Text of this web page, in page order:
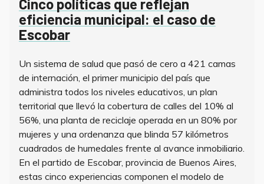
Cinco políticas que reflejan
eficiencia municipal: el caso de
Escobar
Un sistema de salud que pasó de cero a 421 camas
de internación, el primer municipio del país que
administra todos los niveles educativos, un plan
territorial que llevó la cobertura de calles del 10% al
56%, una planta de reciclaje operada en un 80% por
mujeres y una ordenanza que blinda 57 kilómetros
cuadrados de humedales frente al avance inmobiliario.
En el partido de Escobar, provincia de Buenos Aires,
estas cinco experiencias componen el modelo de